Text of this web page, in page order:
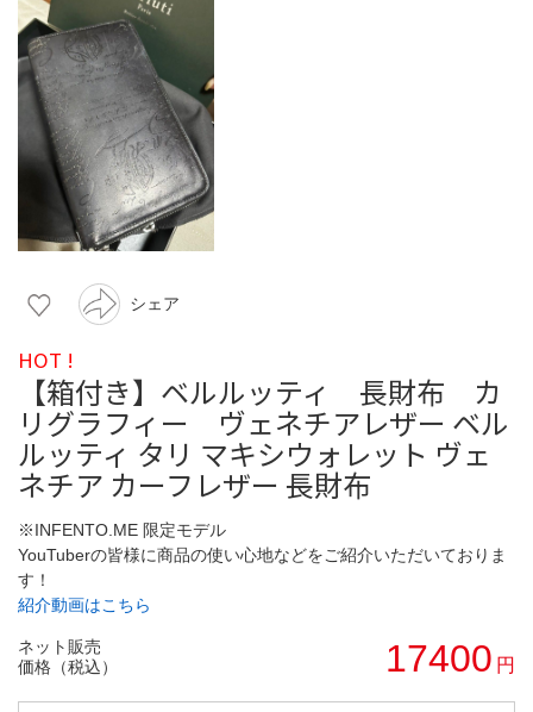
シェア
HOT !
【箱付き】ベルルッティ 長財布 カ
リグラフィー ヴェネチアレザー ベル
ルッティ タリ マキシウォレット ヴェ
ネチア カーフレザー 長財布
※INFENTO.ME 限定モデル
YouTuberの皆様に商品の使い心地などをご紹介いただいておりま
す！
紹介動画はこちら
ネット販売
価格（税込）
17400 円